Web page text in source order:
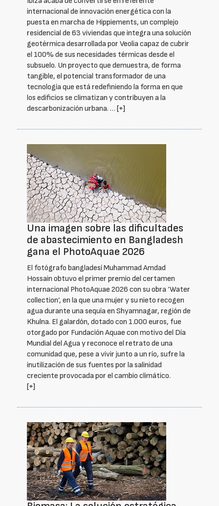
internacional de innovación energética con la
puesta en marcha de Hippiements, un complejo
residencial de 63 viviendas que integra una solución
geotérmica desarrollada por Veolia capaz de cubrir
el 100% de sus necesidades térmicas desde el
subsuelo. Un proyecto que demuestra, de forma
tangible, el potencial transformador de una
tecnología que está redefiniendo la forma en que
los edificios se climatizan y contribuyen a la
descarbonización urbana. … [+]
Una imagen sobre las dificultades
de abastecimiento en Bangladesh
gana el PhotoAquae 2026
El fotógrafo bangladesí Muhammad Amdad
Hossain obtuvo el primer premio del certamen
internacional PhotoAquae 2026 con su obra ‘Water
collection’, en la que una mujer y su nieto recogen
agua durante una sequía en Shyamnagar, región de
Khulna. El galardón, dotado con 1.000 euros, fue
otorgado por Fundación Aquae con motivo del Día
Mundial del Agua y reconoce el retrato de una
comunidad que, pese a vivir junto a un río, sufre la
inutilización de sus fuentes por la salinidad
creciente provocada por el cambio climático.
[+]